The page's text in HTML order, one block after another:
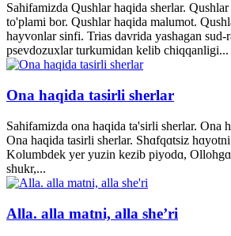
Sahifamizda Qushlar haqida sherlar.
to'plami bor. Qushlar haqida malumot.
hayvonlar sinfi. Trias davrida yashagan
psevdozuxlar turkumidan kelib chiqqanligi...
Ona haqida tasirli sherlar
Sahifamizda ona haqida ta'sirli sherlar. Ona
Ona haqida tasirli sherlar. Shɑfqɑtsiz
Kolumbdek yer yuzin kezib piyodɑ,
shukr,...
Alla. alla matni, alla she’ri